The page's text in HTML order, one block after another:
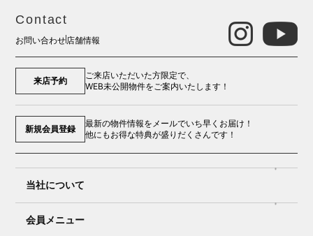
Contact
お問い合わせ店舗情報
来店予約
ご来店いただいた方限定で、
WEB未公開物件をご案内いたします！
新規会員登録
最新の物件情報をメールでいち早くお届け！
他にもお得な特典が盛りだくさんです！
当社について
会員メニュー